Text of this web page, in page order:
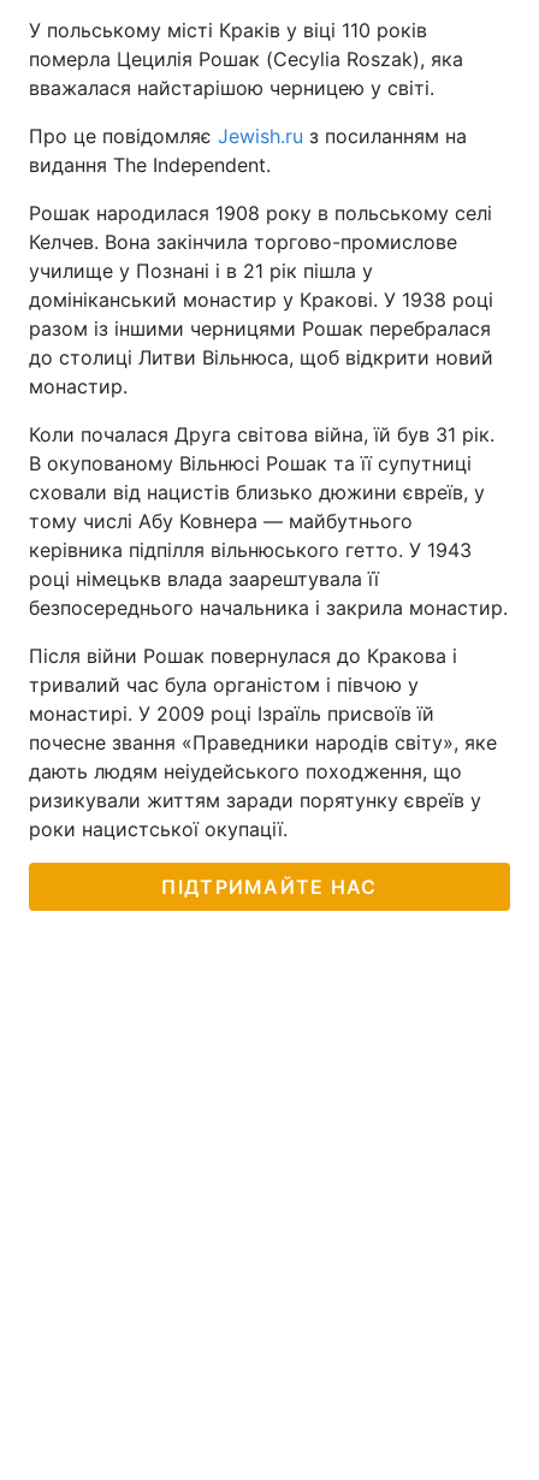
У польському місті Краків у віці 110 років
померла Цецилія Рошак (Cecylia Roszak), яка
вважалася найстарішою черницею у світі.
Про це повідомляє Jewish.ru з посиланням на
видання The Independent.
Рошак народилася 1908 року в польському селі
Келчев. Вона закінчила торгово-промислове
училище у Познані і в 21 рік пішла у
домініканський монастир у Кракові. У 1938 році
разом із іншими черницями Рошак перебралася
до столиці Литви Вільнюса, щоб відкрити новий
монастир.
Коли почалася Друга світова війна, їй був 31 рік.
В окупованому Вільнюсі Рошак та її супутниці
сховали від нацистів близько дюжини євреїв, у
тому числі Абу Ковнера — майбутнього
керівника підпілля вільнюського гетто. У 1943
році німецькв влада заарештувала її
безпосереднього начальника і закрила монастир.
Після війни Рошак повернулася до Кракова і
тривалий час була органістом і півчою у
монастирі. У 2009 році Ізраїль присвоїв їй
почесне звання «Праведники народів світу», яке
дають людям неіудейського походження, що
ризикували життям заради порятунку євреїв у
роки нацистської окупації.
ПІДТРИМАЙТЕ НАС